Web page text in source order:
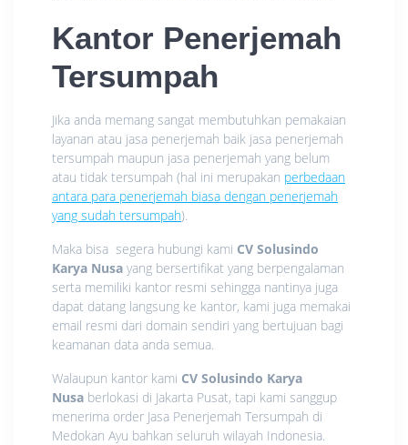
Kantor Penerjemah
Tersumpah
Jika anda memang sangat membutuhkan pemakaian
layanan atau jasa penerjemah baik jasa penerjemah
tersumpah maupun jasa penerjemah yang belum
atau tidak tersumpah (hal ini merupakan perbedaan
antara para penerjemah biasa dengan penerjemah
yang sudah tersumpah).
Maka bisa segera hubungi kami CV Solusindo
Karya Nusa yang bersertifikat yang berpengalaman
serta memiliki kantor resmi sehingga nantinya juga
dapat datang langsung ke kantor, kami juga memakai
email resmi dari domain sendiri yang bertujuan bagi
keamanan data anda semua.
Walaupun kantor kami CV Solusindo Karya
Nusa berlokasi di Jakarta Pusat, tapi kami sanggup
menerima order Jasa Penerjemah Tersumpah di
Medokan Ayu bahkan seluruh wilayah Indonesia.